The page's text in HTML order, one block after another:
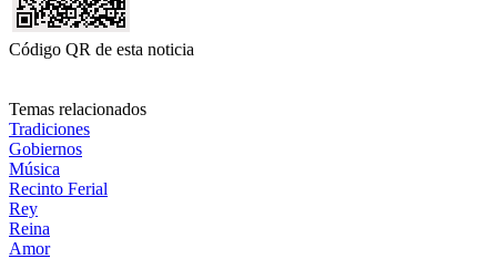
Código QR de esta noticia
Temas relacionados
Tradiciones
Gobiernos
Música
Recinto Ferial
Rey
Reina
Amor